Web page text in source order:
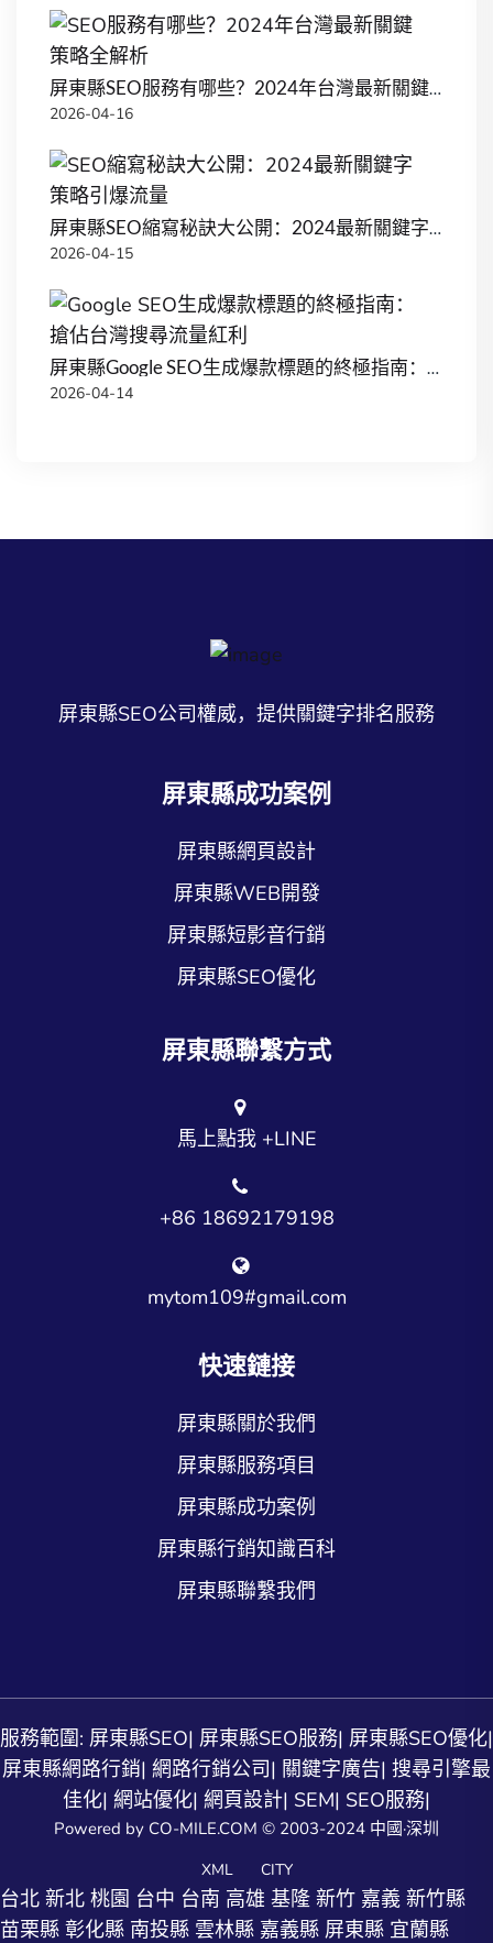
屏東縣SEO服務有哪些？2024年台灣最新關鍵策略全解析
2026-04-16
屏東縣SEO縮寫秘訣大公開：2024最新關鍵字策略引爆流量
2026-04-15
屏東縣Google SEO生成爆款標題的終極指南：搶佔台灣搜尋流量紅利
2026-04-14
屏東縣SEO公司權威，提供關鍵字排名服務
屏東縣成功案例
屏東縣網頁設計
屏東縣WEB開發
屏東縣短影音行銷
屏東縣SEO優化
屏東縣聯繫方式
馬上點我 +LINE
+86 18692179198
mytom109#gmail.com
快速鏈接
屏東縣關於我們
屏東縣服務項目
屏東縣成功案例
屏東縣行銷知識百科
屏東縣聯繫我們
服務範圍: 屏東縣SEO| 屏東縣SEO服務| 屏東縣SEO優化|
屏東縣網路行銷| 網路行銷公司| 關鍵字廣告| 搜尋引擎最
佳化| 網站優化| 網頁設計| SEM| SEO服務|
Powered by CO-MILE.COM © 2003-2024 中國·深圳
XML CITY
台北 新北 桃園 台中 台南 高雄 基隆 新竹 嘉義 新竹縣
苗栗縣 彰化縣 南投縣 雲林縣 嘉義縣 屏東縣 宜蘭縣